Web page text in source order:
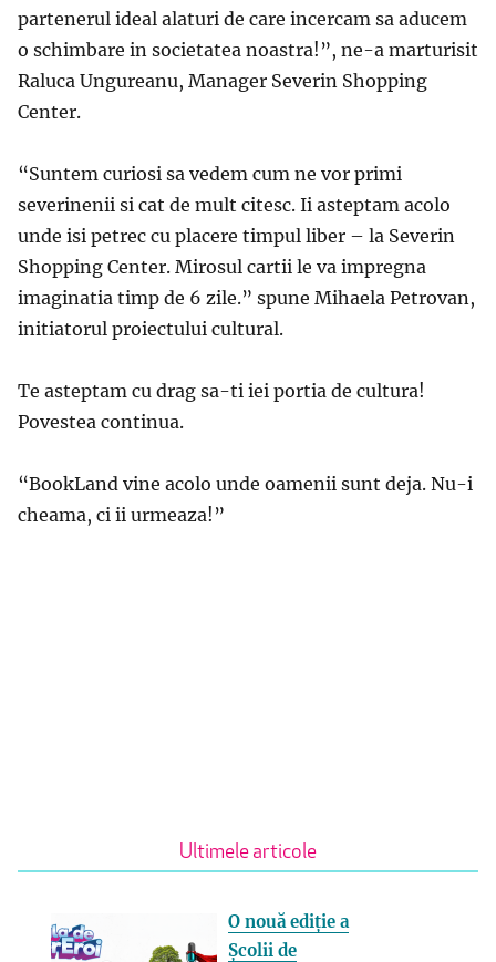
partenerul ideal alaturi de care incercam sa aducem
o schimbare in societatea noastra!”, ne-a marturisit
Raluca Ungureanu, Manager Severin Shopping
Center.
“Suntem curiosi sa vedem cum ne vor primi
severinenii si cat de mult citesc. Ii asteptam acolo
unde isi petrec cu placere timpul liber – la Severin
Shopping Center. Mirosul cartii le va impregna
imaginatia timp de 6 zile.” spune Mihaela Petrovan,
initiatorul proiectului cultural.
Te asteptam cu drag sa-ti iei portia de cultura!
Povestea continua.
“BookLand vine acolo unde oamenii sunt deja. Nu-i
cheama, ci ii urmeaza!”
Ultimele articole
O nouă ediție a
Școlii de